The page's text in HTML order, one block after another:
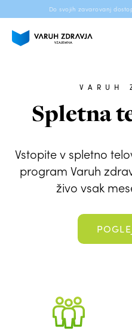
Do svojih zavarovanj
VARUH
Spletna
Vstopite v spletno
program Varuh
živo vsak